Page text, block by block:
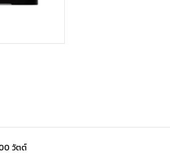
วัตต์